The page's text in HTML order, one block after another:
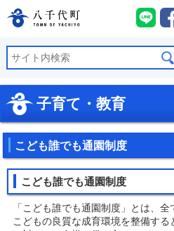
八千代町公式ホーム
八
子育て・教育
こども誰でも通園制度
こども誰でも通園制度
「こども誰でも通園制度」とは、全
こどもの良質な成育環境を整備す